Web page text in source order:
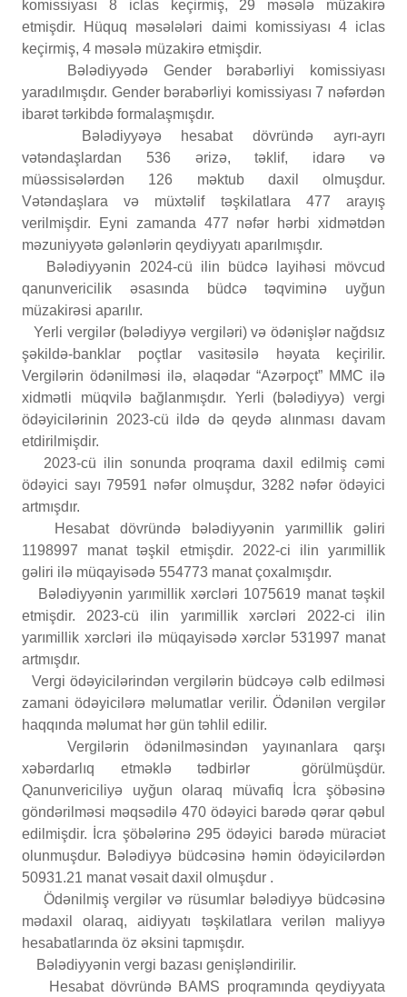
komissiyası 8 iclas keçirmiş, 29 məsələ müzakirə
etmişdir. Hüquq məsələləri daimi komissiyası 4 iclas
keçirmiş, 4 məsələ müzakirə etmişdir.
Bələdiyyədə Gender bərabərliyi komissiyası
yaradılmışdır. Gender bərabərliyi komissiyası 7 nəfərdən
ibarət tərkibdə formalaşmışdır.
Bələdiyyəyə hesabat dövründə ayrı-ayrı
vətəndaşlardan 536 ərizə, təklif, idarə və
müəssisələrdən 126 məktub daxil olmuşdur.
Vətəndaşlara və müxtəlif təşkilatlara 477
arayış
verilmişdir. Eyni zamanda 477 nəfər hərbi xidmətdən
məzuniyyətə gələnlərin qeydiyyatı aparılmışdır.
Bələdiyyənin 2024-cü ilin büdcə layihəsi mövcud
qanunvericilik əsasında büdcə təqviminə uyğun
müzakirəsi aparılır.
Yerli vergilər (bələdiyyə vergiləri) və ödənişlər nağdsız
şəkildə-banklar poçtlar vasitəsilə həyata keçirilir.
Vergilərin ödənilməsi ilə, əlaqədar “Azərpoçt” MMC ilə
xidmətli müqvilə bağlanmışdır. Yerli (bələdiyyə) vergi
ödəyicilərinin 2023-cü ildə də qeydə alınması davam
etdirilmişdir.
2023-cü ilin sonunda proqrama daxil edilmiş cəmi
ödəyici sayı 79591 nəfər olmuşdur, 3282 nəfər ödəyici
artmışdır.
Hesabat dövründə bələdiyyənin yarımillik gəliri
1198997 manat təşkil etmişdir. 2022-ci ilin yarımillik
gəliri ilə müqayisədə 554773 manat çoxalmışdır.
Bələdiyyənin yarımillik xərcləri 1075619 manat təşkil
etmişdir. 2023-cü ilin yarımillik xərcləri 2022-ci ilin
yarımillik xərcləri ilə müqayisədə xərclər 531997 manat
artmışdır.
Vergi ödəyicilərindən vergilərin büdcəyə cəlb edilməsi
zamani ödəyicilərə məlumatlar verilir. Ödənilən vergilər
haqqında məlumat hər gün təhlil edilir.
Vergilərin ödənilməsindən yayınanlara qarşı
xəbərdarlıq etməklə tədbirlər görülmüşdür.
Qanunvericiliyə uyğun olaraq müvafiq İcra şöbəsinə
göndərilməsi məqsədilə 470 ödəyici barədə qərar qəbul
edilmişdir. İcra şöbələrinə 295 ödəyici barədə müraciət
olunmuşdur. Bələdiyyə büdcəsinə həmin ödəyicilərdən
50931.21 manat vəsait daxil olmuşdur .
Ödənilmiş vergilər və rüsumlar bələdiyyə büdcəsinə
mədaxil olaraq, aidiyyatı təşkilatlara verilən maliyyə
hesabatlarında öz əksini tapmışdır.
Bələdiyyənin vergi bazası genişləndirilir.
Hesabat dövründə BAMS proqramında qeydiyyata